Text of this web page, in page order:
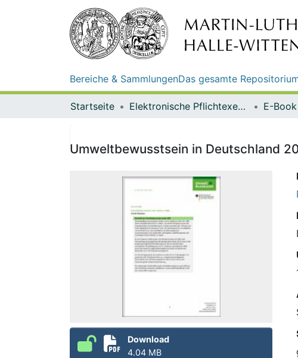
Bereiche & SammlungenDas gesamte
Startseite Elektronische Pflichtexemplare E-Book
Umweltbewusstsein in Deutschland
Download
4.04 MB